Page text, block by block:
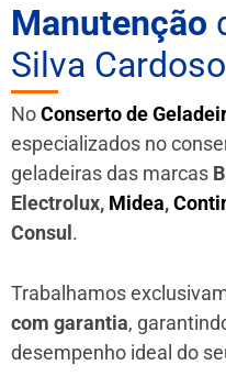
Manutenção
Silva Cardoso
NoConserto de
especializados no
geladeiras das marcas
Electrolux, Midea,
Consul.
Trabalhamos
com garantia,
desempenho ideal do